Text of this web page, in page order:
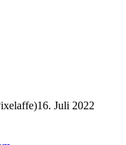
16. Juli 2022